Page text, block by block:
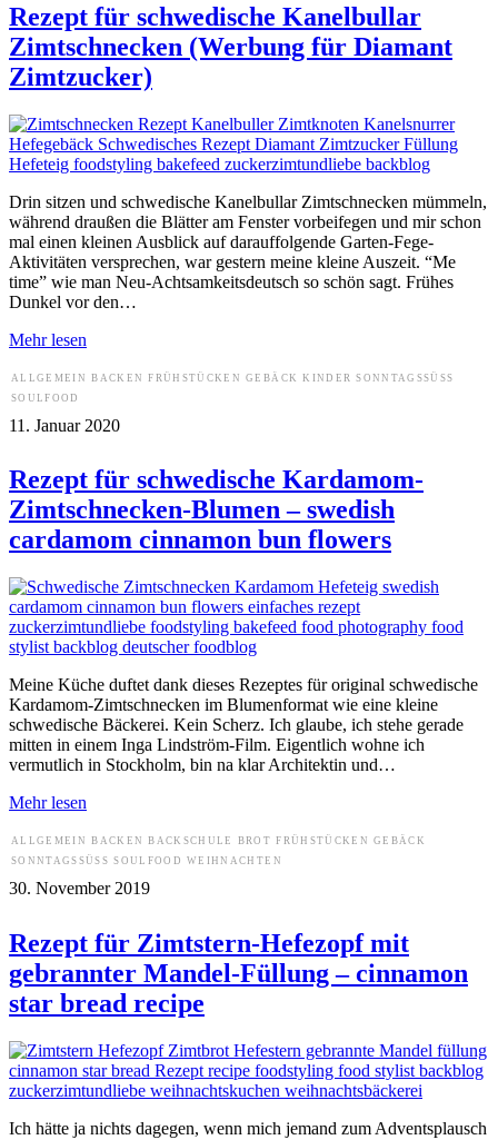
Rezept für schwedische Kanelbullar
Zimtschnecken (Werbung für Diamant
Zimtzucker)
Drin sitzen und schwedische Kanelbullar Zimtschnecken mümmeln,
während draußen die Blätter am Fenster vorbeifegen und mir schon
mal einen kleinen Ausblick auf darauffolgende Garten-Fege-
Aktivitäten versprechen, war gestern meine kleine Auszeit. “Me
time” wie man Neu-Achtsamkeitsdeutsch so schön sagt. Frühes
Dunkel vor den…
Mehr lesen
ALLGEMEIN BACKEN FRÜHSTÜCKEN GEBÄCK KINDER
SONNTAGSSÜSS
SOULFOOD
11. Januar 2020
Rezept für schwedische Kardamom-
Zimtschnecken-Blumen – swedish
cardamom cinnamon bun flowers
Meine Küche duftet dank dieses Rezeptes für original schwedische
Kardamom-Zimtschnecken im Blumenformat wie eine kleine
schwedische Bäckerei. Kein Scherz. Ich glaube, ich stehe gerade
mitten in einem Inga Lindström-Film. Eigentlich wohne ich
vermutlich in Stockholm, bin na klar Architektin und…
Mehr lesen
ALLGEMEIN BACKEN BACKSCHULE BROT FRÜHSTÜCKEN
GEBÄCK
SONNTAGSSÜSS
SOULFOOD WEIHNACHTEN
30. November 2019
Rezept für Zimtstern-Hefezopf mit
gebrannter Mandel-Füllung – cinnamon
star bread recipe
Ich hätte ja nichts dagegen, wenn mich jemand zum Adventsplausch